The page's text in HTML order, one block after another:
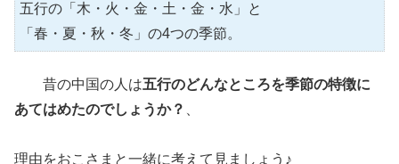
五行の「木・火・金・土・金・水」と
「春・夏・秋・冬」の4つの季節。
昔の中国の人は五行のどんなところを季節の特徴に
あてはめたのでしょうか？
理由をおこさまと一緒に考えて見ましょう♪